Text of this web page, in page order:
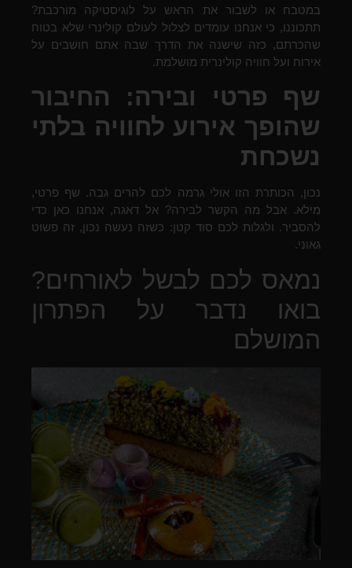
במטבח או לשבור את הראש על לוגיסטיקה מורכבת?
תתכוננו, כי אנחנו עומדים לצלול לעולם קולינרי שלא בטוח
שהכרתם, כזה שישנה את הדרך שבה אתם חושבים על
אירוח ועל חוויה קולינרית מושלמת.
שף פרטי ובירה: החיבור
שהופך אירוע לחוויה בלתי
נשכחת
נכון, הכותרת הזו אולי גרמה לכם להרים גבה. שף פרטי,
מילא. אבל מה הקשר לבירה? אל דאגה, אנחנו כאן כדי
להסביר. ולגלות לכם סוד קטן: כשזה נעשה נכון, זה פשוט
גאוני.
נמאס לכם לבשל לאורחים?
בואו נדבר על הפתרון
המושלם